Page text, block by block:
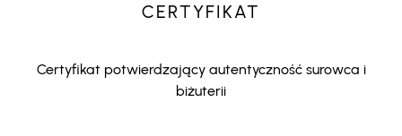
CERTYFIKAT
Certyfikat potwierdzający autentyczność surowca i
biżuterii